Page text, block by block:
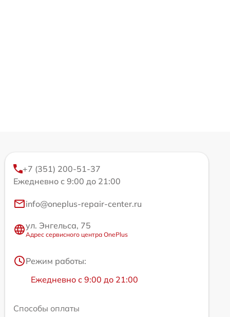
+7 (351) 200-51-37
Ежедневно с 9:00 до 21:00
info@oneplus-repair-center.ru
ул. Энгельса, 75
Адрес сервисного центра OnePlus
Режим работы:
Ежедневно с 9:00 до 21:00
Способы оплаты